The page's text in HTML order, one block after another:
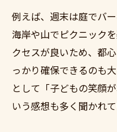
狭い東京に住
もうで広々し
狭い東京に住
もうで安心し
狭い東京に住
もうでセキュ
例えば、週末は庭でバ
海岸や山でピクニック
クセスが良いため、都
っかり確保できるのも
として「子どもの笑顔
いう感想も多く聞かれて